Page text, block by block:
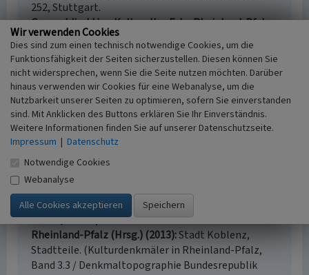
252, Stuttgart.
Generaldirektion Kulturelles Erbe Rheinland-Pfalz
(Hrsg.) (2023) Nachrichtliches Verzeichnis der
Kulturdenkmäler, Kreis Mayen-Koblenz.
Denkmalverzeichnis Kreis Mayen-Koblenz, 21. März
2023. Mainz.
Imhof, Michael (2011) Koblenz Stadtführer. 3, 6f, o.
O.
Landesamt für Denkmalpflege Rheinland-Pfalz
(Hrsg.) (2001) Das Rheintal von Bingen und
Rüdesheim bis Koblenz. Eine europäische
Kulturlandschaft. 2 Bände. Mainz.
Oster, Karl (1982)
Rhein und Mosel. 27, Koblenz.
Weber, Ulrike / Generaldirektion Kulturelles Erbe
Rheinland-Pfalz (Hrsg.) (2013) Stadt Koblenz,
Stadtteile. (Kulturdenkmäler in Rheinland-Pfalz,
Band 3.3 / Denkmaltopographie Bundesrepublik
Wir verwenden Cookies
Dies sind zum einen technisch notwendige Cookies, um die
Funktionsfähigkeit der Seiten sicherzustellen. Diesen können Sie
nicht widersprechen, wenn Sie die Seite nutzen möchten. Darüber
hinaus verwenden wir Cookies für eine Webanalyse, um die
Nutzbarkeit unserer Seiten zu optimieren, sofern Sie einverstanden
sind. Mit Anklicken des Buttons erklären Sie Ihr Einverständnis.
Weitere Informationen finden Sie auf unserer Datenschutzseite.
Impressum | Datenschutz
Notwendige Cookies
Webanalyse